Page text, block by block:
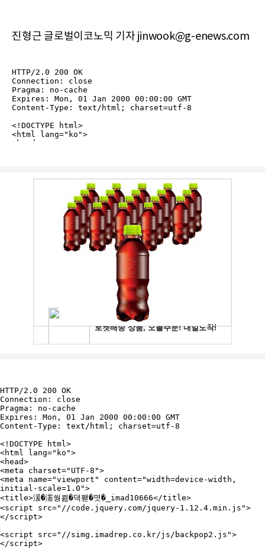
진형근 글로벌이코노믹 기자 jinwook@g-enews.com